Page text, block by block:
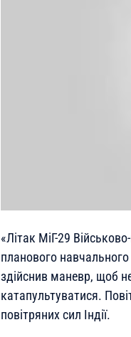
«Літак МіГ-29
планового
здійснив маневр, щоб
катапультуватися.
повітряних сил Індії.